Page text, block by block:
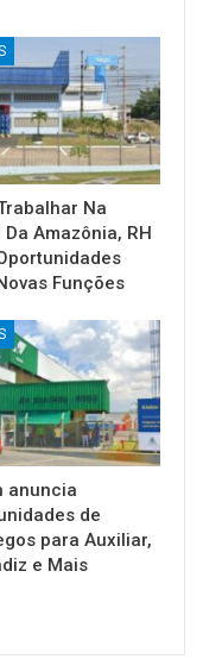
Na
Da Amazônia, RH
Funções
anuncia
de
para Auxiliar,
e Mais